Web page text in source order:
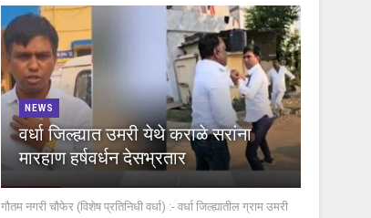
NEWS
वर्धा जिल्ह्यात उमरी येथे कराळे सरांना
मारहाण हर्षवर्धन देसभ्रतार
गौतम नगरी चौफेर (विशेष प्रतिनिधी वर्धा) :- वर्धा जिल्ह्यातील ग्राम उमरी